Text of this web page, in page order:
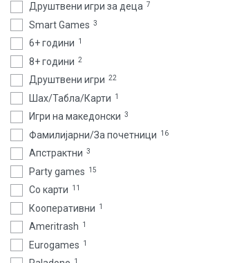
Друштвени игри за деца 7
Smart Games 3
6+ години 1
8+ години 2
Друштвени игри 22
Шах/Табла/Карти 1
Игри на македонски 3
Фамилијарни/За почетници 16
Апстрактни 3
Party games 15
Со карти 11
Кооперативни 1
Ameritrash 1
Eurogames 1